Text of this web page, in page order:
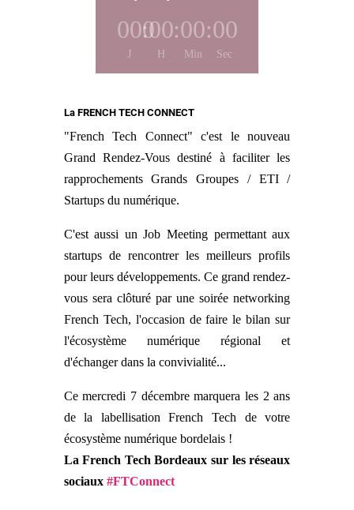
000
J
:00
H
:00
Min
:00
Sec
La FRENCH TECH CONNECT
"French Tech Connect" c'est le nouveau
Grand Rendez-Vous destiné à faciliter les
rapprochements Grands Groupes / ETI /
Startups du numérique.
C'est aussi un Job Meeting permettant aux
startups de rencontrer les meilleurs profils
pour leurs développements. Ce grand rendez-
vous sera clôturé par une soirée networking
French Tech, l'occasion de faire le bilan sur
l'écosystème numérique régional et
d'échanger dans la convivialité...
Ce mercredi 7 décembre marquera les 2 ans
de la labellisation French Tech de votre
écosystème numérique bordelais !
La French Tech Bordeaux sur les réseaux
sociaux #FTConnect